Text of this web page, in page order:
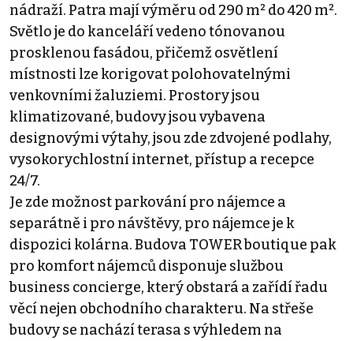
nádraží. Patra mají výměru od 290 m² do 420 m².
Světlo je do kanceláří vedeno tónovanou
prosklenou fasádou, přičemž osvětlení
místnosti lze korigovat polohovatelnými
venkovními žaluziemi. Prostory jsou
klimatizované, budovy jsou vybavena
designovými výtahy, jsou zde zdvojené podlahy,
vysokorychlostní internet, přístup a recepce
24/7.
Je zde možnost parkování pro nájemce a
separátně i pro návštěvy, pro nájemce je k
dispozici kolárna. Budova TOWER boutique pak
pro komfort nájemců disponuje službou
business concierge, který obstará a zařídí řadu
věcí nejen obchodního charakteru. Na střeše
budovy se nachází terasa s výhledem na